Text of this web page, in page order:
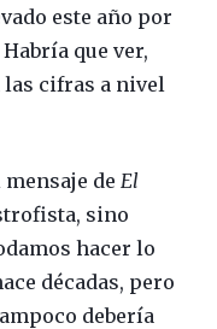
este año por
que ver,
cifras a nivel
mensaje de El
sino
hacer lo
décadas, pero
debería